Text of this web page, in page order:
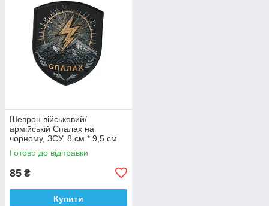
Шеврон військовий/
армійській Спалах на
чорному, ЗСУ. 8 см * 9,5 см
Готово до відправки
85 ₴
Купити